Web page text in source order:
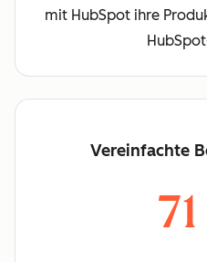
mit HubSpot ihre
Vereinfachte